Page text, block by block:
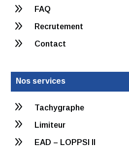
9 FAQ
9 Recrutement
9 Contact
Nos services
9 Tachygraphe
9 Limiteur
9 EAD – LOPPSI II